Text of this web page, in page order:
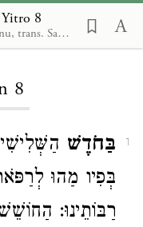
8
Midrash Tanhuma-Yelammedenu, trans. Samuel A. Berman
8
1 בַּחֹדֶשׁ
בְּפִיו מַהוּ
רַבּוֹתֵינוּ: